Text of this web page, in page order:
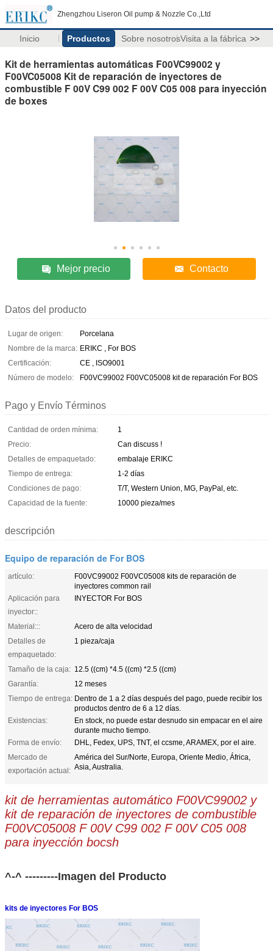
Zhengzhou Liseron Oil pump & Nozzle Co.,Ltd
Inicio Productos Sobre nosotrosVisita a la fábrica >>
Kit de herramientas automáticas F00VC99002 y
F00VC05008 Kit de reparación de inyectores de
combustible F 00V C99 002 F 00V C05 008 para inyección
de boxes
Mejor precio Contacto
Datos del producto
Lugar de origen:
Porcelana
Nombre de la marca: ERIKC , For BOS
Certificación:
CE , ISO9001
Número de modelo:
F00VC99002 F00VC05008 kit de reparación For BOS
Pago y Envío Términos
Cantidad de orden mínima:
1
Precio:
Can discuss !
Detalles de empaquetado:
embalaje ERIKC
Tiempo de entrega:
1-2 días
Condiciones de pago:
T/T, Western Union, MG, PayPal, etc.
Capacidad de la fuente:
10000 pieza/mes
descripción
Equipo de reparación de For BOS
artículo:
F00VC99002 F00VC05008 kits de reparación de
inyectores common rail
Aplicación para
inyector::
INYECTOR For BOS
Material:::
Acero de alta velocidad
Detalles de
empaquetado:
1 pieza/caja
Tamaño de la caja: 12.5 ((cm) *4.5 ((cm) *2.5 ((cm)
Garantía:
12 meses
Tiempo de entrega: Dentro de 1 a 2 días después del pago, puede recibir los
productos dentro de 6 a 12 días.
Existencias:
En stock, no puede estar desnudo sin empacar en el aire
durante mucho tiempo.
Forma de envío:
DHL, Fedex, UPS, TNT, el ccsme, ARAMEX, por el aire.
Mercado de
exportación actual:
América del Sur/Norte, Europa, Oriente Medio, África,
Asia, Australia.
kit de herramientas automático F00VC99002 y
kit de reparación de inyectores de combustible
F00VC05008 F 00V C99 002 F 00V C05 008
para inyección bocsh
^-^ ---------Imagen del Producto
kits de inyectores For BOS